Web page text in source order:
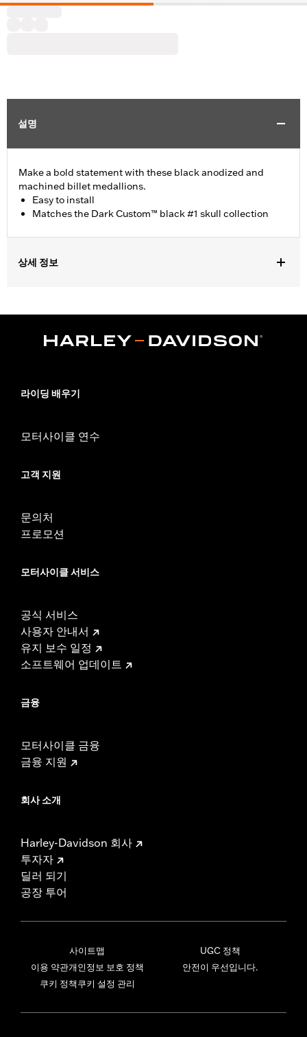
설명
Make a bold statement with these black anodized and
machined billet medallions.
Easy to install
Matches the Dark Custom™ black #1 skull collection
상세 정보
Side of Bike:Right
In the Box:Medallion, bracket and mounting hardware
라이딩 배우기
모터사이클 연수
고객 지원
문의처
프로모션
모터사이클 서비스
공식 서비스
사용자 안내서
유지 보수 일정
소프트웨어 업데이트
금융
모터사이클 금융
금융 지원
회사 소개
Harley-Davidson 회사
투자자
딜러 되기
공장 투어
사이트맵
이용 약관개인정보 보호 정책
쿠키 정책쿠키 설정 관리
UGC 정책
안전이 우선입니다.